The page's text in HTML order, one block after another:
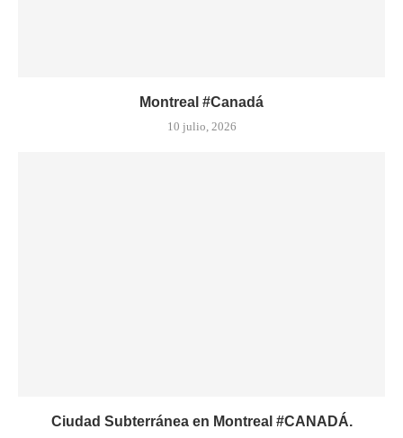
Montreal #Canadá
10 julio, 2026
Ciudad Subterránea en Montreal #CANADÁ.